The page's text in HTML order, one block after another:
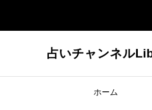
占いチャンネル
ホーム